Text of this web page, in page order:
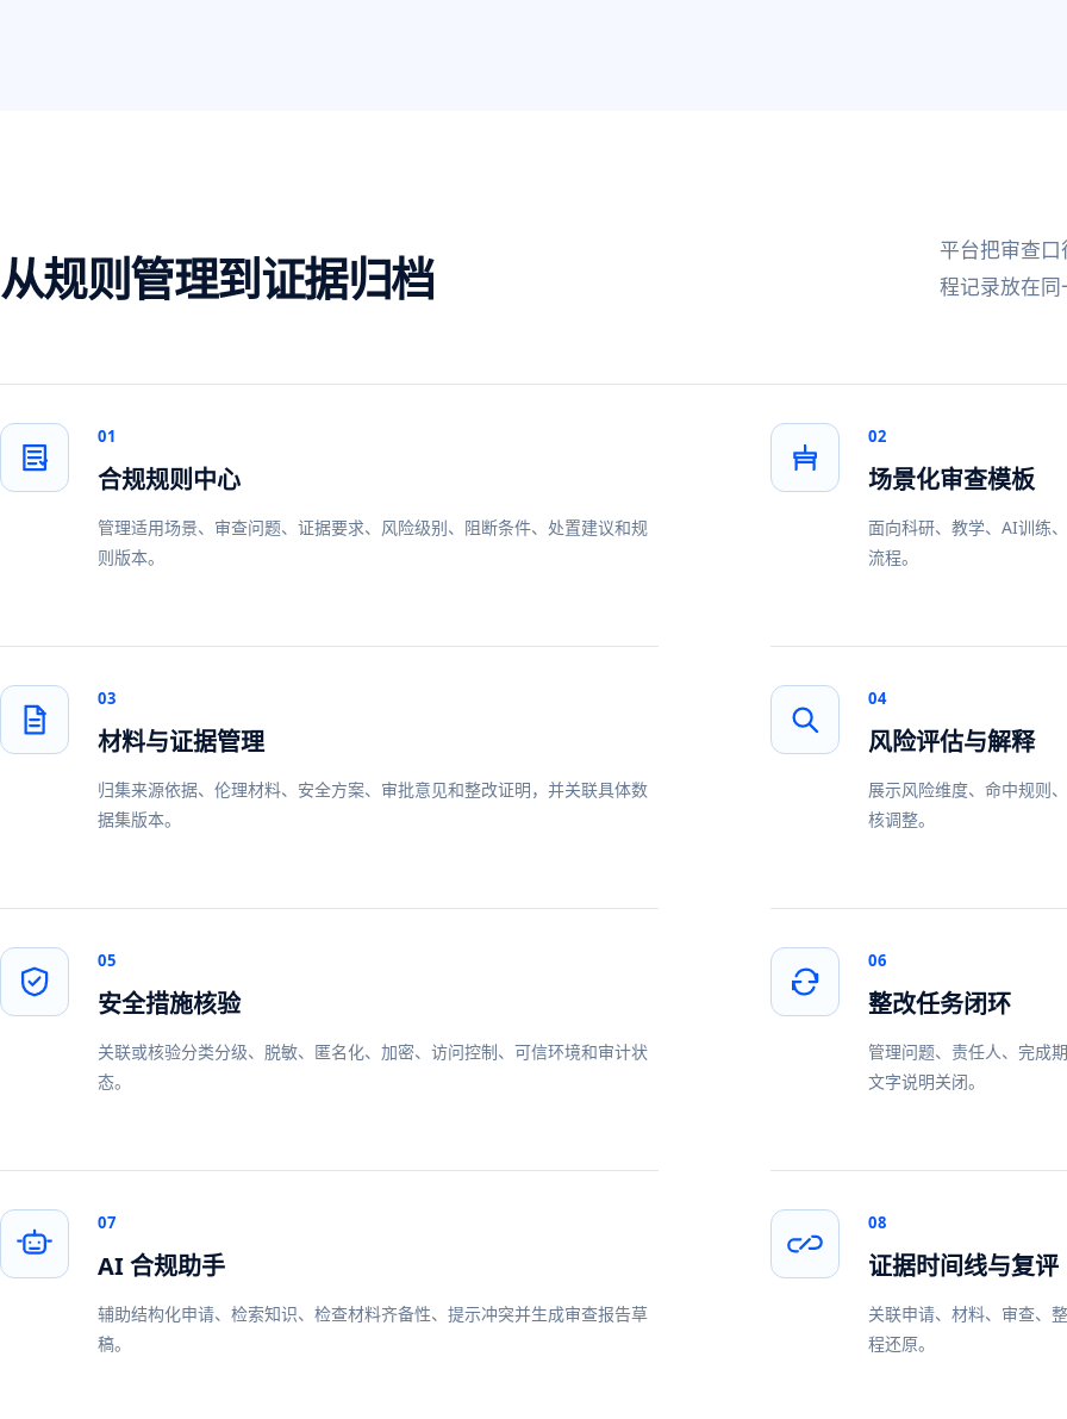
从规则管理到证据归档
平台把审查
程记录放在同
01
合规规则中心
管理适用场景、审查问题、证据要求、风险级别、阻断条件、处置建议和规
则版本。
02
场景化审查模板
面向科研、教学、AI训练
流程。
03
材料与证据管理
归集来源依据、伦理材料、安全方案、审批意见和整改证明，并关联具体数
据集版本。
04
风险评估与解释
展示风险维度、命中规则
核调整。
05
安全措施核验
关联或核验分类分级、脱敏、匿名化、加密、访问控制、可信环境和审计状
态。
06
整改任务闭环
管理问题、责任人、完成
文字说明关闭。
07
AI 合规助手
辅助结构化申请、检索知识、检查材料齐备性、提示冲突并生成审查报告草
稿。
08
证据时间线与复评
关联申请、材料、审查、
程还原。